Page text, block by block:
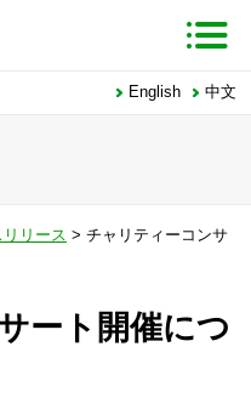
English 中文
リース > チャリティーコンサ
ート開催につ